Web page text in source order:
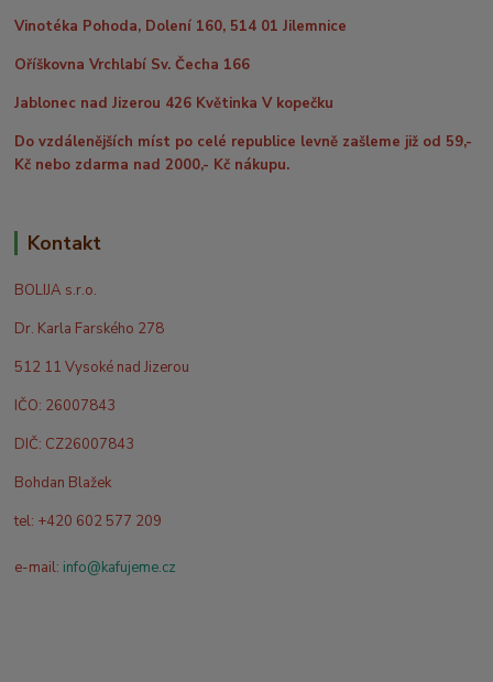
Vinotéka Pohoda, Dolení 160, 514 01 Jilemnice
Oříškovna Vrchlabí Sv. Čecha 166
Jablonec nad Jizerou 426 Květinka V kopečku
Do vzdálenějších míst po celé republice levně zašleme již od 59,-
Kč nebo zdarma nad 2000,- Kč nákupu.
Kontakt
BOLIJA s.r.o.
Dr. Karla Farského 278
512 11 Vysoké nad Jizerou
IČO: 26007843
DIČ: CZ26007843
Bohdan Blažek
tel: +420 602 577 209
e-mail: info@kafujeme.cz